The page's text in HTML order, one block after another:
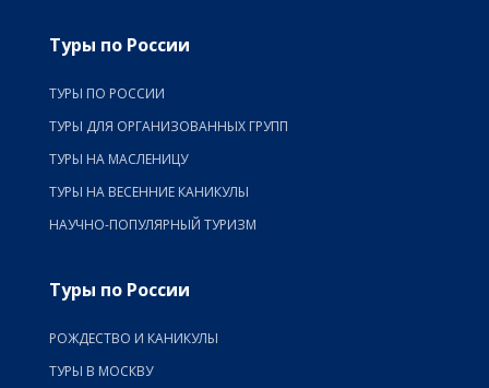
Туры по России
ТУРЫ ПО РОССИИ
ТУРЫ ДЛЯ ОРГАНИЗОВАННЫХ ГРУПП
ТУРЫ НА МАСЛЕНИЦУ
ТУРЫ НА ВЕСЕННИЕ КАНИКУЛЫ
НАУЧНО-ПОПУЛЯРНЫЙ ТУРИЗМ
Туры по России
РОЖДЕСТВО И КАНИКУЛЫ
ТУРЫ В МОСКВУ